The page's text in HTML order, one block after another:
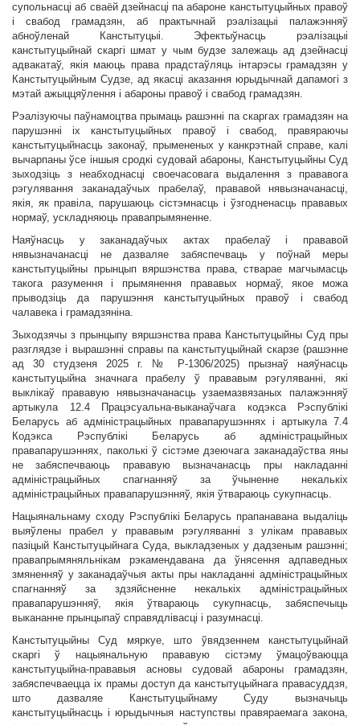
супольнасці аб сваёй дзейнасці па абароне канстытуцыйных правоў
і свабод грамадзян, аб практычнай рэалізацыі палажэнняў
абноўленай Канстытуцыі. Эфектыўнасць рэалізацыі
канстытуцыйнай скаргі шмат у чым будзе залежаць ад дзейнасці
адвакатаў, якія маюць права прадстаўляць інтарэсы грамадзян у
Канстытуцыйным Судзе, ад якасці аказання юрыдычнай дапамогі з
мэтай ажыццяўлення і абароны правоў і свабод грамадзян.
Рэалізуючы паўнамоцтва прымаць рашэнні па скаргах грамадзян на
парушэнні іх канстытуцыйных правоў і свабод, правяраючы
канстытуцыйнасць законаў, прымененых у канкрэтнай справе, калі
вычарпаны ўсе іншыя сродкі судовай абароны, Канстытуцыйны Суд
зыходзіць з неабходнасці своечасовага выдалення з прававога
рэгулявання заканадаўчых прабелаў, прававой нявызначанасці,
якія, як правіла, парушаюць сістэмнасць і ўзгодненасць прававых
нормаў, ускладняюць правапрымяненне.
Наяўнасць у заканадаўчых актах прабелаў і прававой
нявызначанасці не дазваляе забяспечваць у поўнай меры
канстытуцыйны прынцып вяршэнства права, стварае магчымасць
такога разумення і прымянення прававых нормаў, якое можа
прыводзіць да парушэння канстытуцыйных правоў і свабод
чалавека і грамадзяніна.
Зыходзячы з прынцыпу вяршэнства права Канстытуцыйны Суд пры
разглядзе і вырашэнні справы па канстытуцыйнай скарзе (рашэнне
ад 30 студзеня 2025 г. № Р-1306/2025) прызнаў наяўнасць
канстытуцыйна значнага прабелу ў прававым рэгуляванні, які
выклікаў прававую нявызначанасць узаемазвязаных палажэнняў
артыкула 12.4 Працэсуальна-выканаўчага кодэкса Рэспублікі
Беларусь аб адміністрацыйных правапарушэннях і артыкула 7.4
Кодэкса Рэспублікі Беларусь аб адміністрацыйных
правапарушэннях, паколькі ў сістэме дзеючага заканадаўства яны
не забяспечваюць прававую вызначанасць пры накладанні
адміністрацыйных спагнанняў за ўчыненне некалькіх
адміністрацыйных правапарушэнняў, якія ўтвараюць сукупнасць.
Нацыянальнаму сходу Рэспублікі Беларусь прапанавана выдаліць
выяўлены прабел у прававым рэгуляванні з улікам прававых
пазіцый Канстытуцыйнага Суда, выкладзеных у дадзеным рашэнні;
правапрымяняльнікам рэкамендавана да ўнясення адпаведных
змяненняў у заканадаўчыя акты пры накладанні адміністрацыйных
спагнанняў за здзяйсненне некалькіх адміністрацыйных
правапарушэнняў, якія ўтвараюць сукупнасць, забяспечыць
выкананне прынцыпаў справядлівасці і разумнасці.
Канстытуцыйны Суд мяркуе, што ўвядзеннем канстытуцыйнай
скаргі ў нацыянальную прававую сістэму ўмацоўваюцца
канстытуцыйна-прававыя асновы судовай абароны грамадзян,
забяспечваецца іх прамы доступ да канстытуцыйнага правасуддзя,
што дазваляе Канстытуцыйнаму Суду вызначыць
канстытуцыйнасць і юрыдычныя наступствы правяраемага закона,